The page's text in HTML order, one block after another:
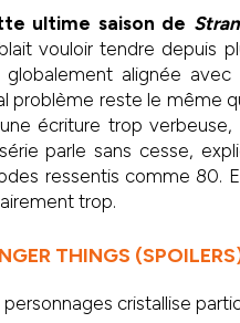
ultime saison de
vouloir tendre depuis
alignée
problème reste le même
écriture trop
parle sans cesse,
ressentis comme 80.
trop.
THINGS
cristallise